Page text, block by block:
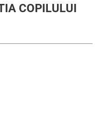
COPILULUI